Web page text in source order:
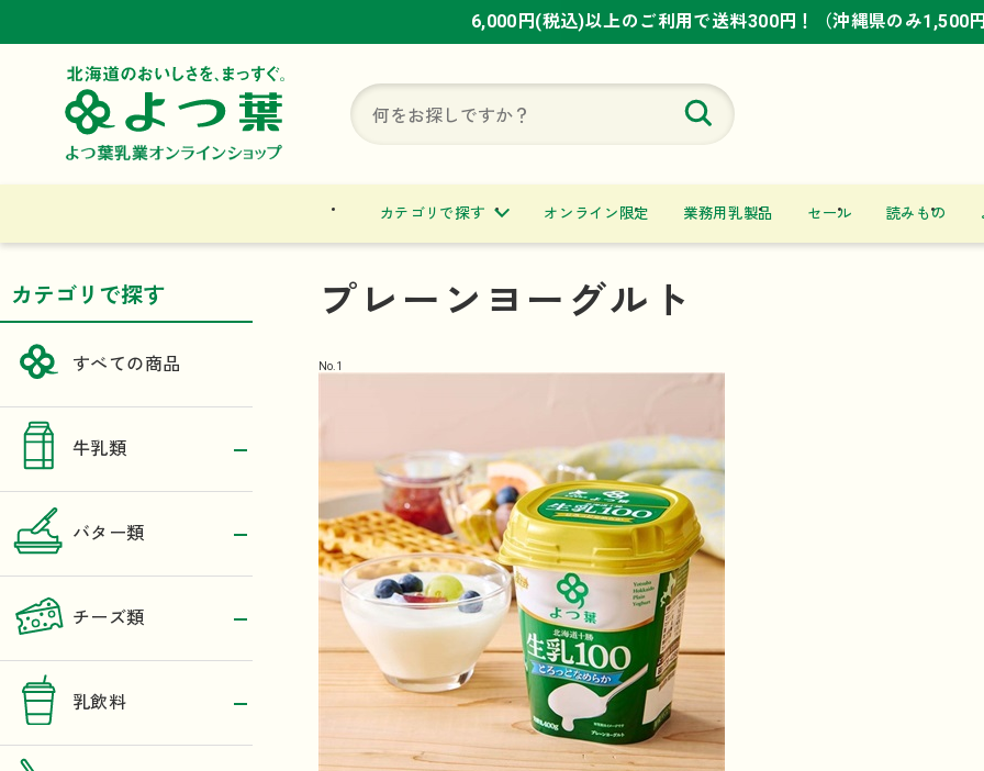
6,000円(税込)以上のご利用で送料300円！（沖縄県のみ1,500
6,000円(税込)以上のご利用で送料300円！（沖縄県のみ1,500
6,000円(税込)以上のご利用で送料300円！（沖縄県のみ1,500
カテゴリで探す オンライン限定 業務用乳製品 セール 読みもの
カテゴリで探す
すべての商品
牛乳類
バター類
チーズ類
乳飲料
プレーンヨーグルト
No. 1